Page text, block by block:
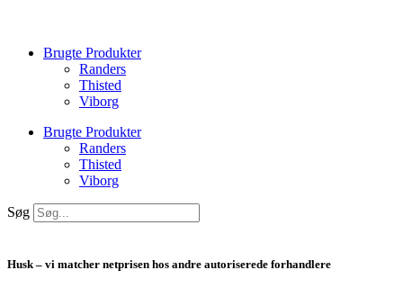
Brugte Produkter
Randers
Thisted
Viborg
Brugte Produkter
Randers
Thisted
Viborg
Søg
Husk – vi matcher netprisen hos andre autoriserede forhandlere